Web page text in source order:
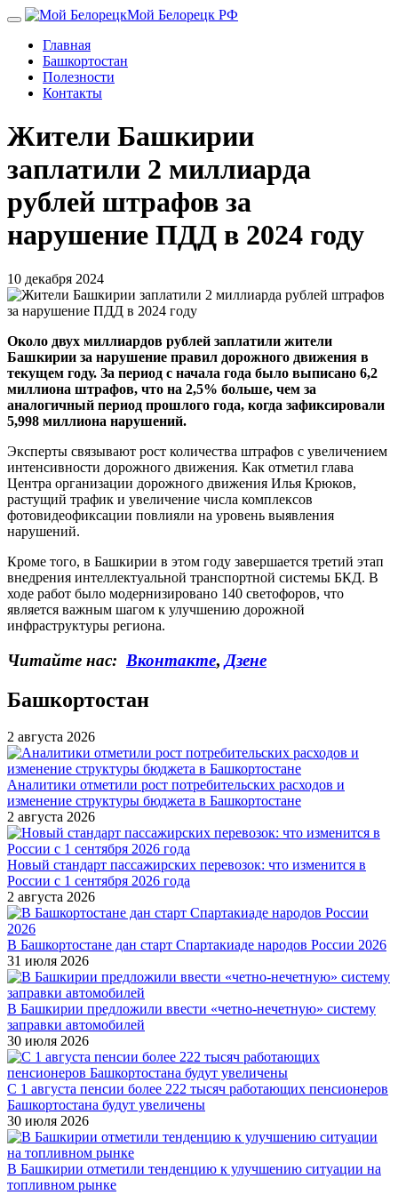
Перейти
основному
содержанию
Мой Белорецк РФ
Главная
Башкортостан
Полезности
Контакты
Жители Башкирии
заплатили 2 миллиарда
рублей штрафов за
нарушение ПДД в 2024 году
10 декабря 2024
Около двух миллиардов рублей заплатили жители
Башкирии за нарушение правил дорожного движения в
текущем году. За период с начала года было выписано 6,2
миллиона штрафов, что на 2,5% больше, чем за
аналогичный период прошлого года, когда зафиксировали
5,998 миллиона нарушений.
Эксперты связывают рост количества штрафов с увеличением
интенсивности дорожного движения. Как отметил глава
Центра организации дорожного движения Илья Крюков,
растущий трафик и увеличение числа комплексов
фотовидеофиксации повлияли на уровень выявления
нарушений.
Кроме того, в Башкирии в этом году завершается третий этап
внедрения интеллектуальной транспортной системы БКД. В
ходе работ было модернизировано 140 светофоров, что
является важным шагом к улучшению дорожной
инфраструктуры региона.
Читайте нас: Вконтакте, Дзене
Башкортостан
2 августа 2026
Аналитики отметили рост потребительских расходов и
изменение структуры бюджета в Башкортостане
2 августа 2026
Новый стандарт пассажирских перевозок: что изменится в
России с 1 сентября 2026 года
2 августа 2026
В Башкортостане дан старт Спартакиаде народов России 2026
31 июля 2026
В Башкирии предложили ввести «четно-нечетную» систему
заправки автомобилей
30 июля 2026
С 1 августа пенсии более 222 тысяч работающих пенсионеров
Башкортостана будут увеличены
30 июля 2026
В Башкирии отметили тенденцию к улучшению ситуации на
топливном рынке